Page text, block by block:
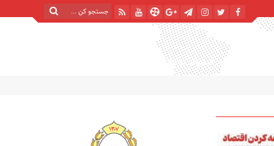
پنج شنبه, ۱۵ مرداد , ۱۴۰۵ | 22 صفر 1448